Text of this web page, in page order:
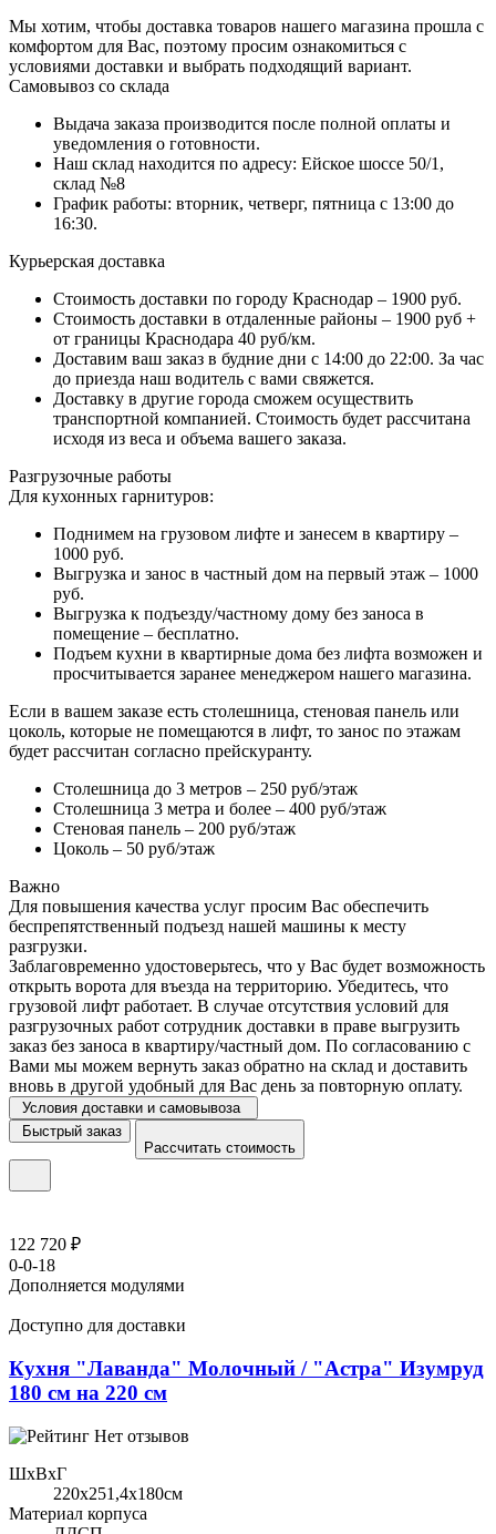
Мы хотим, чтобы доставка товаров нашего магазина прошла с
комфортом для Вас, поэтому просим ознакомиться с
условиями доставки и выбрать подходящий вариант.
Самовывоз со склада
Выдача заказа производится после полной оплаты и
уведомления о готовности.
Наш склад находится по адресу: Ейское шоссе 50/1,
склад №8
График работы: вторник, четверг, пятница с 13:00 до
16:30.
Курьерская доставка
Стоимость доставки по городу Краснодар – 1900 руб.
Стоимость доставки в отдаленные районы – 1900 руб +
от границы Краснодара 40 руб/км.
Доставим ваш заказ в будние дни с 14:00 до 22:00. За час
до приезда наш водитель с вами свяжется.
Доставку в другие города сможем осуществить
транспортной компанией. Стоимость будет рассчитана
исходя из веса и объема вашего заказа.
Разгрузочные работы
Для кухонных гарнитуров:
Поднимем на грузовом лифте и занесем в квартиру –
1000 руб.
Выгрузка и занос в частный дом на первый этаж – 1000
руб.
Выгрузка к подъезду/частному дому без заноса в
помещение – бесплатно.
Подъем кухни в квартирные дома без лифта возможен и
просчитывается заранее менеджером нашего магазина.
Если в вашем заказе есть столешница, стеновая панель или
цоколь, которые не помещаются в лифт, то занос по этажам
будет рассчитан согласно прейскуранту.
Столешница до 3 метров – 250 руб/этаж
Столешница 3 метра и более – 400 руб/этаж
Стеновая панель – 200 руб/этаж
Цоколь – 50 руб/этаж
Важно
Для повышения качества услуг просим Вас обеспечить
беспрепятственный подъезд нашей машины к месту
разгрузки.
Заблаговременно удостоверьтесь, что у Вас будет возможность
открыть ворота для въезда на территорию. Убедитесь, что
грузовой лифт работает. В случае отсутствия условий для
разгрузочных работ сотрудник доставки в праве выгрузить
заказ без заноса в квартиру/частный дом. По согласованию с
Вами мы можем вернуть заказ обратно на склад и доставить
вновь в другой удобный для Вас день за повторную оплату.
Условия доставки и самовывоза
Быстрый заказ
Рассчитать стоимость
122 720 ₽
0-0-18
Дополняется модулями
Доступно для доставки
Кухня "Лаванда" Молочный / "Астра" Изумруд
180 см на 220 см
Нет отзывов
ШхВхГ
220x251,4х180см
Материал корпуса